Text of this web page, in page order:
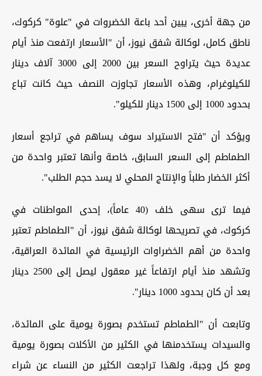
من جهة أخرى، يبين أحد باعة الخضروات في "علوة" كركوك،
ناطق كامل، لوكالة شفق نيوز، أن "الأسعار ارتفعت منذ أيام
عديدة حيث يتراوح السعر بين 2000 إلى 3000 آلاف دينار
للكيلوغرام، وهذه الأسعار تجاوزت النصف حيث كانت تباع
بحدود 1000 إلى 1500 دينار للكيلو".
ويؤكد أن "فتح الاستيراد سوف يساهم في تراجع أسعار
الطماطم إلى السعر السابق، خاصة وأنها تعتبر واحدة من
أكثر الخضار طلباً والإنتاج المحلي لا يسد حجم الطلب".
فيما ترى سهى خلف (40 عاماً)، إحدى المواطنات في
كركوك، في تصريحها لوكالة شفق نيوز، أن "الطماطم تعتبر
واحدة من أهم الخضراوات الرئيسية في المائدة العراقية،
وتشهد منذ أيام ارتفاعاً غير معقول ليصل إلى 2500 دينار
بعد أن كان بحدود 1000 دينار".
وتابعت أن "الطماطم تستخدم بصورة يومية على المائدة،
والسيدات يستخدمنها في الكثير من الأكلات بصورة يومية
ومع كل وجبة، ولهذا تراجعت الكثير من النساء عن شراء